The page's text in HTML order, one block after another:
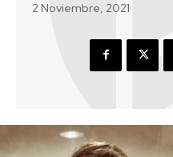
2 Noviembre, 2021